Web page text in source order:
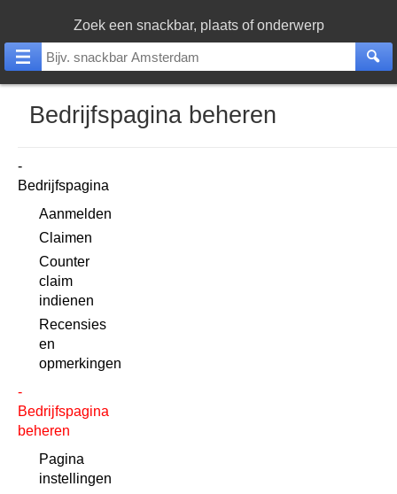
Zoek een snackbar, plaats of onderwerp
Bedrijfspagina beheren
Bedrijfspagina
Aanmelden
Claimen
Counter
claim
indienen
Recensies
en
opmerkingen
Bedrijfspagina
beheren
Pagina
instellingen